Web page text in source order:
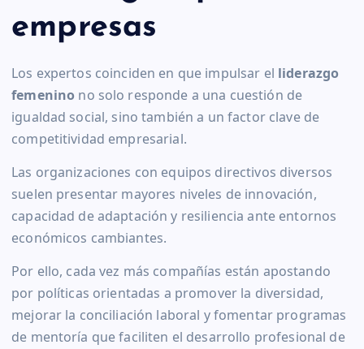
empresas
Los expertos coinciden en que impulsar el liderazgo
femenino no solo responde a una cuestión de
igualdad social, sino también a un factor clave de
competitividad empresarial.
Las organizaciones con equipos directivos diversos
suelen presentar mayores niveles de innovación,
capacidad de adaptación y resiliencia ante entornos
económicos cambiantes.
Por ello, cada vez más compañías están apostando
por políticas orientadas a promover la diversidad,
mejorar la conciliación laboral y fomentar programas
de mentoría que faciliten el desarrollo profesional de